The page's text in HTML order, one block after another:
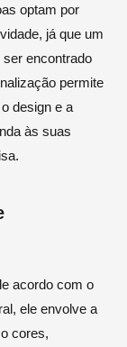
optam por
já que um
ser encontrado
permite
design e a
às suas
acordo com o
ele envolve a
cores,